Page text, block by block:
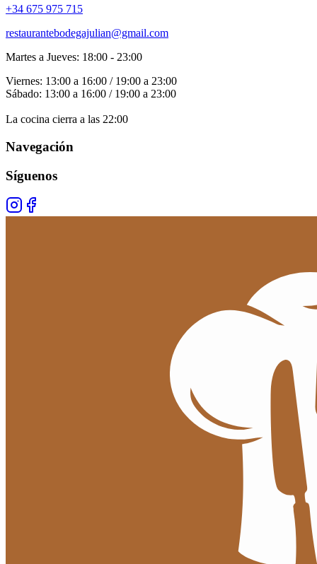
+34 675 975 715
restaurantebodegajulian@gmail.com
Martes a Jueves: 18:00 - 23:00
Viernes: 13:00 a 16:00 / 19:00 a 23:00
Sábado: 13:00 a 16:00 / 19:00 a 23:00
La cocina cierra a las 22:00
Navegación
Síguenos